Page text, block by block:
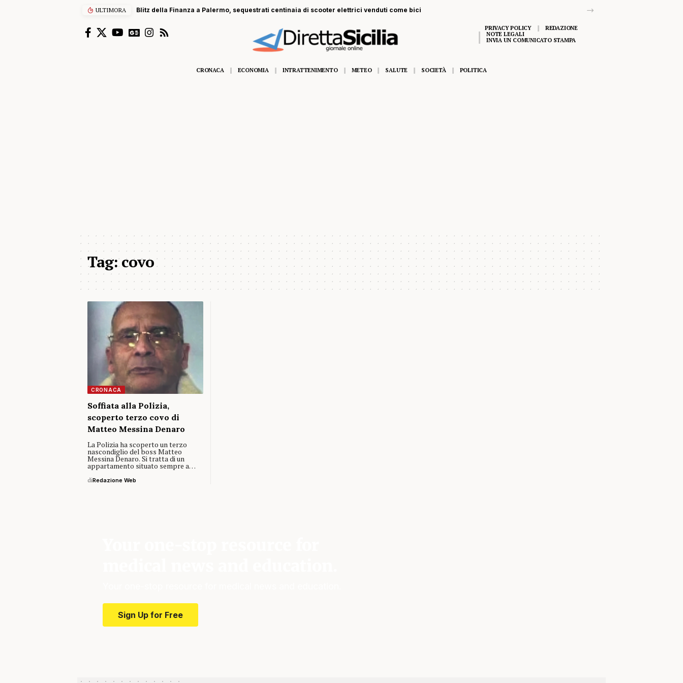
ULTIMORA Blitz della Finanza a Palermo, sequestrati centinaia di scooter elettrici venduti come bici
PRIVACY POLICY
REDAZIONE
NOTE LEGALI
INVIA UN COMUNICATO STAMPA
CRONACA ECONOMIA INTRATTENIMENTO METEO SALUTE SOCIETÀ POLITICA
Tag:covo
CRONACA
Soffiata alla Polizia,
scoperto terzo covo di
Matteo Messina Denaro
La Polizia ha scoperto un terzo
nascondiglio del boss Matteo
Messina Denaro. Si tratta di un
appartamento situato sempre a…
diRedazione Web
Sign Up for Free